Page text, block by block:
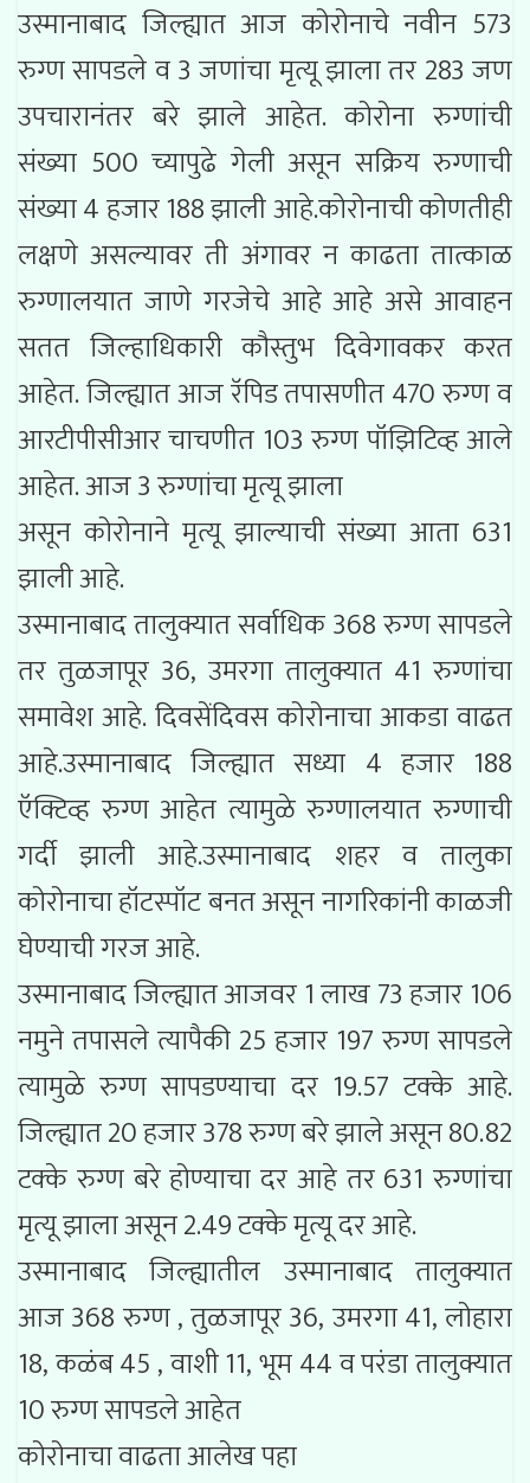
उस्मानाबाद जिल्ह्यात आज कोरोनाचे नवीन 573
रुग्ण सापडले व 3 जणांचा मृत्यू झाला तर 283 जण
उपचारानंतर बरे झाले आहेत. कोरोना रुग्णांची
संख्या 500 च्यापुढे गेली असून सक्रिय रुग्णाची
संख्या 4 हजार 188 झाली आहे.कोरोनाची कोणतीही
लक्षणे असल्यावर ती अंगावर न काढता तात्काळ
रुग्णालयात जाणे गरजेचे आहे आहे असे आवाहन
सतत जिल्हाधिकारी कौस्तुभ दिवेगावकर करत
आहेत. जिल्ह्यात आज रॅपिड तपासणीत 470 रुग्ण व
आरटीपीसीआर चाचणीत 103 रुग्ण पॉझिटिव्ह आले
आहेत. आज 3 रुग्णांचा मृत्यू झाला
असून कोरोनाने मृत्यू झाल्याची संख्या आता 631
झाली आहे.
उस्मानाबाद तालुक्यात सर्वाधिक 368 रुग्ण सापडले
तर तुळजापूर 36, उमरगा तालुक्यात 41 रुग्णांचा
समावेश आहे. दिवसेंदिवस कोरोनाचा आकडा वाढत
आहे.उस्मानाबाद जिल्ह्यात सध्या 4 हजार 188
ऍक्टिव्ह रुग्ण आहेत त्यामुळे रुग्णालयात रुग्णाची
गर्दी झाली आहे.उस्मानाबाद शहर व तालुका
कोरोनाचा हॉटस्पॉट बनत असून नागरिकांनी काळजी
घेण्याची गरज आहे.
उस्मानाबाद जिल्ह्यात आजवर 1 लाख 73 हजार 106
नमुने तपासले त्यापैकी 25 हजार 197 रुग्ण सापडले
त्यामुळे रुग्ण सापडण्याचा दर 19.57 टक्के आहे.
जिल्ह्यात 20 हजार 378 रुग्ण बरे झाले असून 80.82
टक्के रुग्ण बरे होण्याचा दर आहे तर 631 रुग्णांचा
मृत्यू झाला असून 2.49 टक्के मृत्यू दर आहे.
उस्मानाबाद जिल्ह्यातील उस्मानाबाद तालुक्यात
आज 368 रुग्ण , तुळजापूर 36, उमरगा 41, लोहारा
18, कळंब 45 , वाशी 11, भूम 44 व परंडा तालुक्यात
10 रुग्ण सापडले आहेत
कोरोनाचा वाढता आलेख पहा